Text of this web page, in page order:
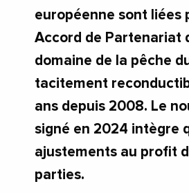
européenne sont liées
Accord de Partenariat
domaine de la pêche
tacitement
ans depuis 2008. Le
signé en 2024 intègre
ajustements au profit
parties.